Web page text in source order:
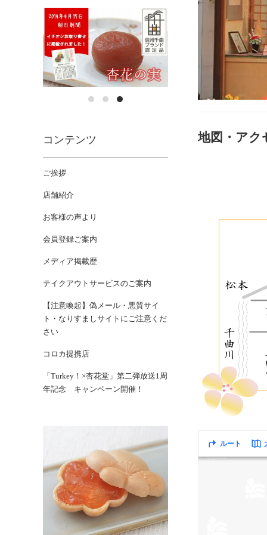
地図・アク
コンテンツ
ご挨拶
店舗紹介
お客様の声より
会員登録ご案内
メディア掲載歴
テイクアウトサービスのご案内
【注意喚起】偽メール・悪質サイ
ト・なりすましサイトにご注意くだ
さい
コロカ提携店
「Turkey！×杏花堂」第二弾放送1周
年記念 キャンペーン開催！